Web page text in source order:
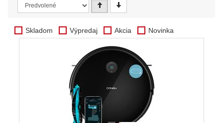
Skladom Výpredaj Akcia Novinka